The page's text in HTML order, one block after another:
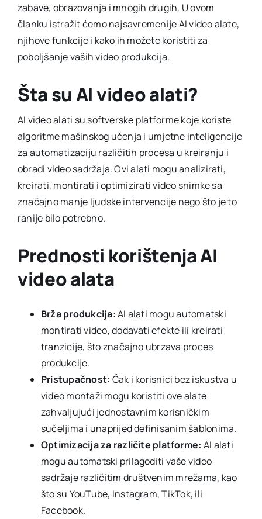
zabave, obrazovanja i mnogih drugih. U ovom
članku istražit ćemo najsavremenije AI video alate,
njihove funkcije i kako ih možete koristiti za
poboljšanje vaših video produkcija.
Šta su AI video alati?
AI video alati su softverske platforme koje koriste
algoritme mašinskog učenja i umjetne inteligencije
za automatizaciju različitih procesa u kreiranju i
obradi video sadržaja. Ovi alati mogu analizirati,
kreirati, montirati i optimizirati video snimke sa
značajno manje ljudske intervencije nego što je to
ranije bilo potrebno.
Prednosti korištenja AI
video alata
Brža produkcija:AI alati mogu automatski
montirati video, dodavati efekte ili kreirati
tranzicije, što značajno ubrzava proces
produkcije.
Pristupačnost: Čak i korisnici bez iskustva u
video montaži mogu koristiti ove alate
zahvaljujući jednostavnim korisničkim
sučeljima i unaprijed definisanim šablonima.
Optimizacija za različite platforme: AI alati
mogu automatski prilagoditi vaše video
sadržaje različitim društvenim mrežama, kao
što su YouTube, Instagram, TikTok, ili
Facebook.